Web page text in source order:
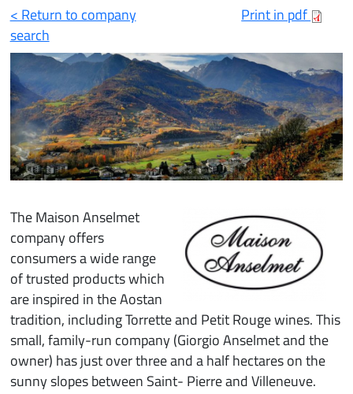
< Return to company
search
Print in pdf
The Maison Anselmet
company offers
consumers a wide range
of trusted products which
are inspired in the Aostan
tradition, including Torrette and Petit Rouge wines. This
small, family-run company (Giorgio Anselmet and the
owner) has just over three and a half hectares on the
sunny slopes between Saint- Pierre and Villeneuve.